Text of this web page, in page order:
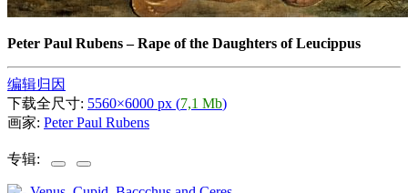
Peter Paul Rubens–Rape of the Daughters of Leucippus
编辑归因
下载全尺寸: 5560×6000 px (7,1 Mb)
画家: Peter Paul Rubens
专辑: